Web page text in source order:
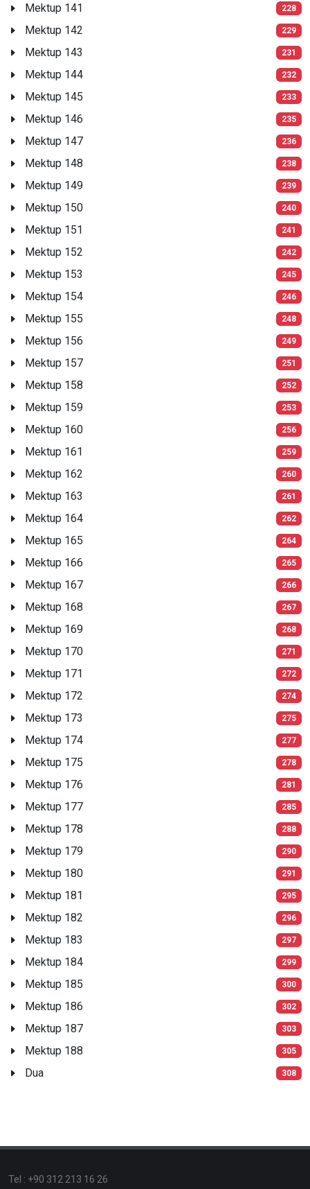
Mektup 141 228
Mektup 142 229
Mektup 143 231
Mektup 144 232
Mektup 145 233
Mektup 146 235
Mektup 147 236
Mektup 148 238
Mektup 149 239
Mektup 150 240
Mektup 151 241
Mektup 152 242
Mektup 153 245
Mektup 154 246
Mektup 155 248
Mektup 156 249
Mektup 157 251
Mektup 158 252
Mektup 159 253
Mektup 160 256
Mektup 161 259
Mektup 162 260
Mektup 163 261
Mektup 164 262
Mektup 165 264
Mektup 166 265
Mektup 167 266
Mektup 168 267
Mektup 169 268
Mektup 170 271
Mektup 171 272
Mektup 172 274
Mektup 173 275
Mektup 174 277
Mektup 175 278
Mektup 176 281
Mektup 177 285
Mektup 178 288
Mektup 179 290
Mektup 180 291
Mektup 181 295
Mektup 182 296
Mektup 183 297
Mektup 184 299
Mektup 185 300
Mektup 186 302
Mektup 187 303
Mektup 188 305
Dua 308
Tel : +90 312 213 16 26